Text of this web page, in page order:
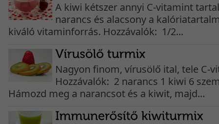
A kiwi kétszer annyi C-vitamint
narancs és alacsony a
kiváló vitaminforrás. Hozzávalók: 1/2...
Nagyon finom, vírusölő ital, tele C-
Hozzávalók: 2 narancs 1 kiwi 6
Hámozd meg a narancsot és a kiwit, majd...